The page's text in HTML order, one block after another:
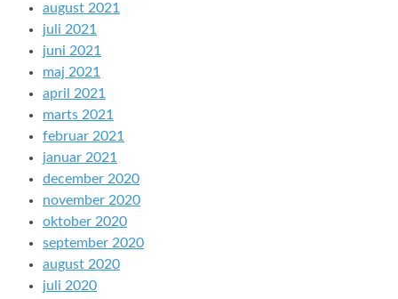
august 2021
juli 2021
juni 2021
maj 2021
april 2021
marts 2021
februar 2021
januar 2021
december 2020
november 2020
oktober 2020
september 2020
august 2020
juli 2020